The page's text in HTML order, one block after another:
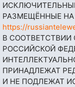
РАЗМЕЩЁННЫЕ
https://
В СООТВЕТСТВИИ
РОССИЙСКОЙ
ПРИНАДЛЕЖАТ
И НЕ ПОДЛЕЖАТ